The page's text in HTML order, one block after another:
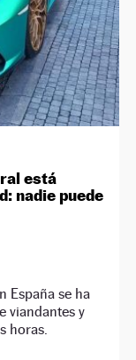
está
nadie puede
España se ha
viandantes y
horas.